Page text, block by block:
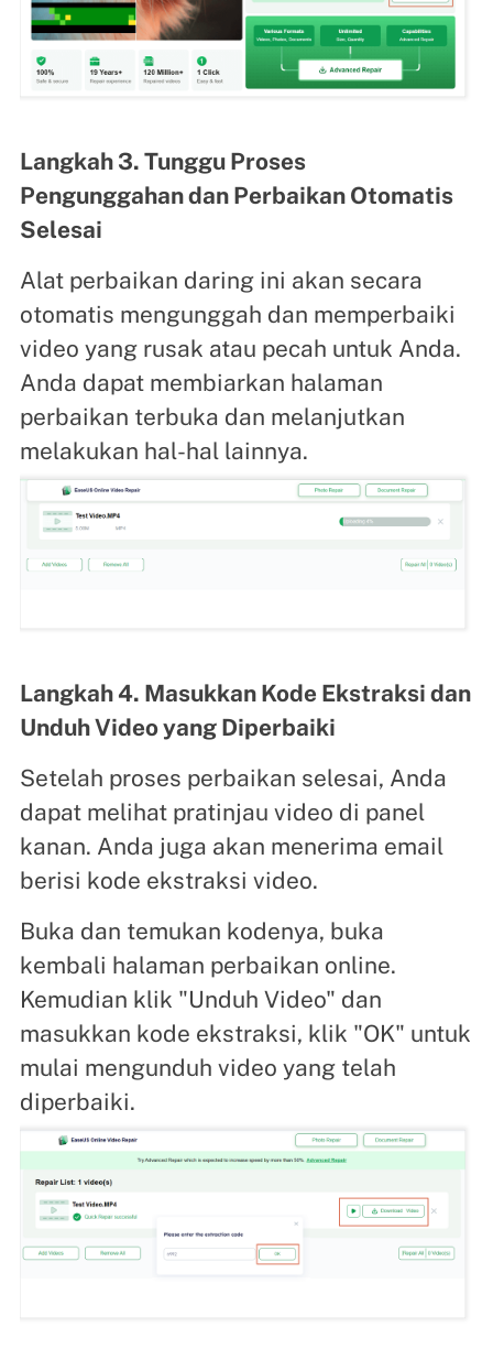
Langkah 3. Tunggu Proses
Pengunggahan dan Perbaikan Otomatis
Selesai
Alat perbaikan daring ini akan secara
otomatis mengunggah dan memperbaiki
video yang rusak atau pecah untuk Anda.
Anda dapat membiarkan halaman
perbaikan terbuka dan melanjutkan
melakukan hal-hal lainnya.
Langkah 4. Masukkan Kode Ekstraksi dan
Unduh Video yang Diperbaiki
Setelah proses perbaikan selesai, Anda
dapat melihat pratinjau video di panel
kanan. Anda juga akan menerima email
berisi kode ekstraksi video.
Buka dan temukan kodenya, buka
kembali halaman perbaikan online.
Kemudian klik "Unduh Video" dan
masukkan kode ekstraksi, klik "OK" untuk
mulai mengunduh video yang telah
diperbaiki.